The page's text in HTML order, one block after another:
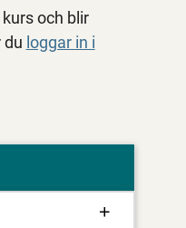
och blir
du loggar in i